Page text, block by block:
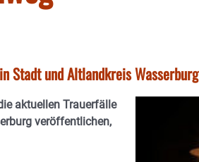
Stadt und Altlandkreis Wasserburg
aktuellen Trauerfälle
veröffentlichen,